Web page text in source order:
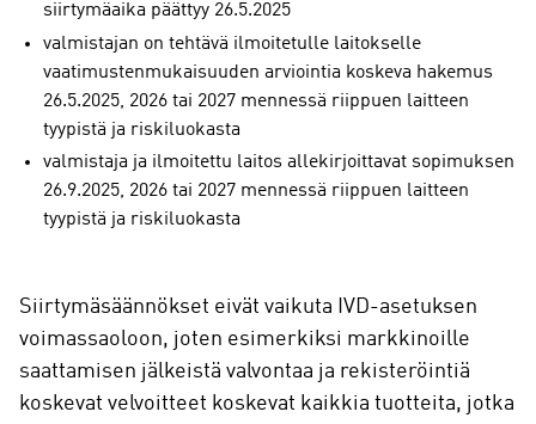
siirtymäaika päättyy 26.5.2025
valmistajan on tehtävä ilmoitetulle laitokselle
vaatimustenmukaisuuden arviointia koskeva hakemus
26.5.2025, 2026 tai 2027 mennessä riippuen laitteen
tyypistä ja riskiluokasta
valmistaja ja ilmoitettu laitos allekirjoittavat sopimuksen
26.9.2025, 2026 tai 2027 mennessä riippuen laitteen
tyypistä ja riskiluokasta
Siirtymäsäännökset eivät vaikuta IVD-asetuksen
voimassaoloon, joten esimerkiksi markkinoille
saattamisen jälkeistä valvontaa ja rekisteröintiä
koskevat velvoitteet koskevat kaikkia tuotteita, jotka